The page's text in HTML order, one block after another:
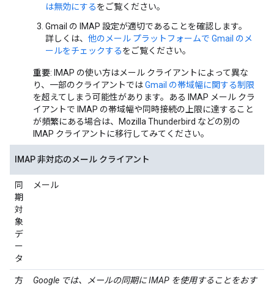
は無効にするをご覧ください。
Gmail の IMAP 設定が適切であることを確認します。
詳しくは、 他のメール プラットフォームで Gmail のメ
ールをチェックするをご覧ください。
重要: IMAP の使い方はメール クライアントによって異な
り、一部のクライアントではGmail の帯域幅に関する制限
を超えてしまう可能性があります。ある IMAP メール クラ
イアントで IMAP の帯域幅や同時接続の上限に達すること
が頻繁にある場合は、Mozilla Thunderbird などの別の
IMAP クライアントに移行してみてください。
IMAP 非対応のメール クライアント
同
期
対
象
デ
ー
タ
メール
方
Google では、メールの同期に IMAP を使用することをおす